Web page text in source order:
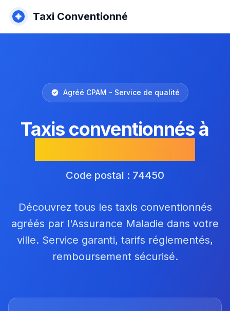
Taxi Conventionné
Agréé CPAM - Service de qualité
Taxis conventionnés à
Code postal : 74450
Découvrez tous les taxis conventionnés
agréés par l'Assurance Maladie dans votre
ville. Service garanti, tarifs réglementés,
remboursement sécurisé.